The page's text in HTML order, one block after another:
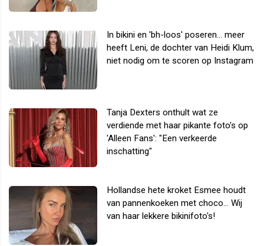
In bikini en 'bh-loos' poseren... meer
heeft Leni, de dochter van Heidi Klum,
niet nodig om te scoren op Instagram
Tanja Dexters onthult wat ze
verdiende met haar pikante foto's op
'Alleen Fans': "Een verkeerde
inschatting"
Hollandse hete kroket Esmee houdt
van pannenkoeken met choco... Wij
van haar lekkere bikinifoto's!